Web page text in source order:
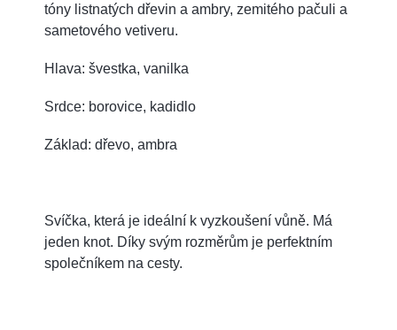
tóny listnatých dřevin a ambry, zemitého pačuli a
sametového vetiveru.
Hlava: švestka, vanilka
Srdce: borovice, kadidlo
Základ: dřevo, ambra
Svíčka, která je ideální k vyzkoušení vůně. Má
jeden knot. Díky svým rozměrům je perfektním
společníkem na cesty.